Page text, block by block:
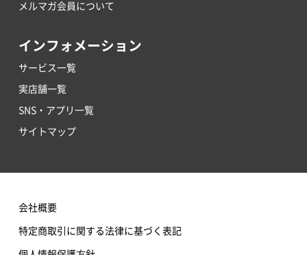
メルマガ会員について
インフォメーション
サービス一覧
実店舗一覧
SNS・アプリ一覧
サイトマップ
会社概要
特定商取引に関する法律に基づく表記